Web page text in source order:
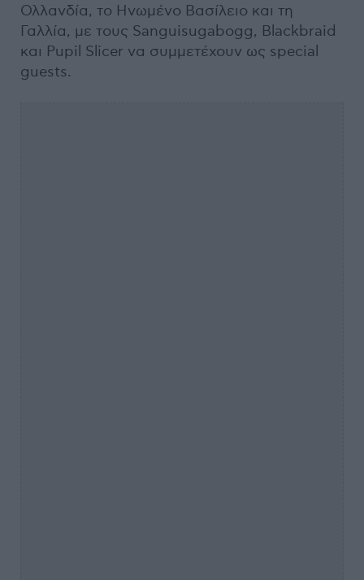
Ολλανδία, το Ηνωμένο Βασίλειο και τη
Γαλλία, με τους Sanguisugabogg, Blackbraid
και Pupil Slicer να συμμετέχουν ως special
guests.